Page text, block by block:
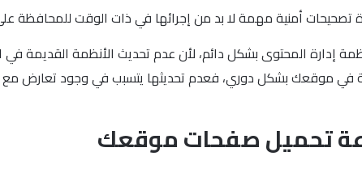
أمنية مهمة لا بد من إجرائها في ذات الوقت للمحافظة
إدارة المحتوى بشكل دائم، لأن عدم تحديث الأنظمة
في موقعك بشكل دوري، فعدم تحديثها يتسبب في وجود تعارض
تحميل صفحات موقعك